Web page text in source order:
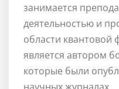
занимается
деятельностью и
области
является автором
которые были